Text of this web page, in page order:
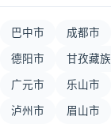
巴中市 成都市
德阳市 甘孜藏
广元市 乐山市
泸州市 眉山市